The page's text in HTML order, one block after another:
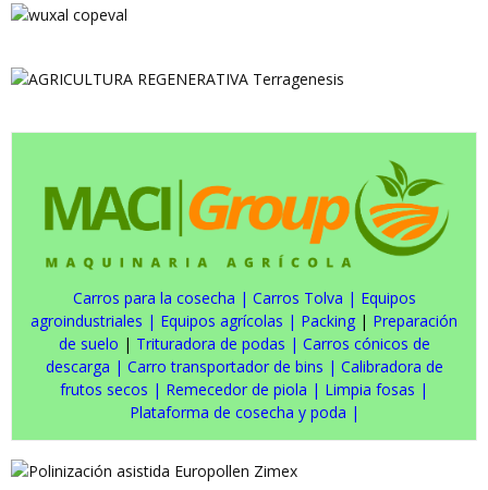
Carros para la cosecha | Carros Tolva | Equipos
agroindustriales | Equipos agrícolas | Packing | Preparación
de suelo | Trituradora de podas | Carros cónicos de
descarga | Carro transportador de bins | Calibradora de
frutos secos | Remecedor de piola | Limpia fosas |
Plataforma de cosecha y poda |